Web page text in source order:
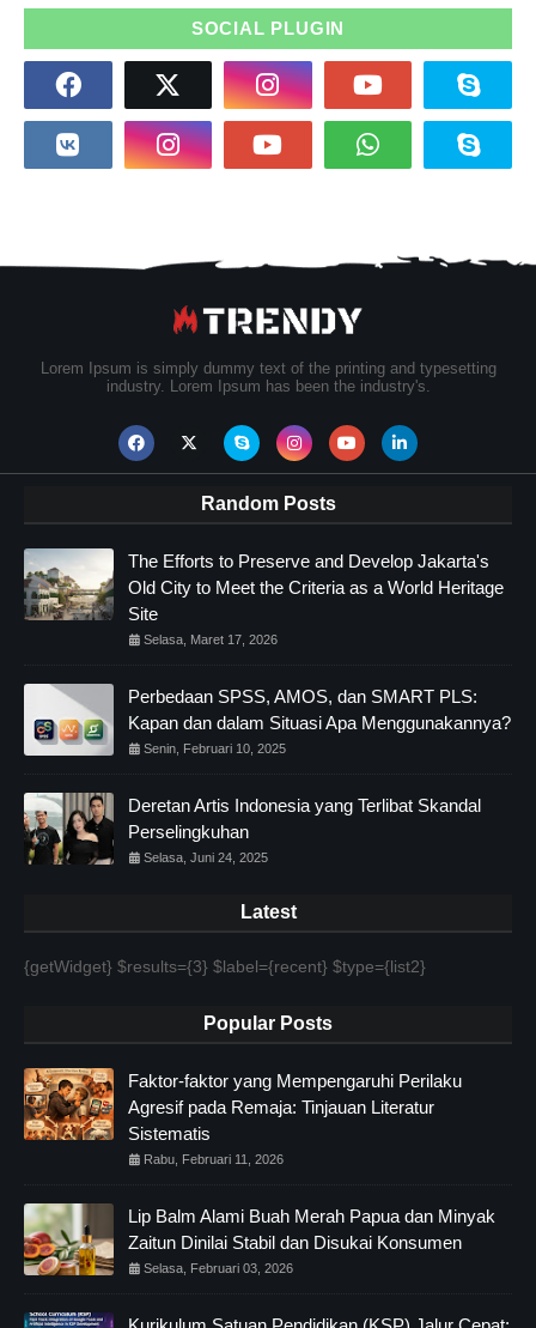
SOCIAL PLUGIN
Lorem Ipsum is simply dummy text of the printing and typesetting
industry. Lorem Ipsum has been the industry's.
Random Posts
The Efforts to Preserve and Develop Jakarta's
Old City to Meet the Criteria as a World Heritage
Site
Selasa, Maret 17, 2026
Perbedaan SPSS, AMOS, dan SMART PLS:
Kapan dan dalam Situasi Apa Menggunakannya?
Senin, Februari 10, 2025
Deretan Artis Indonesia yang Terlibat Skandal
Perselingkuhan
Selasa, Juni 24, 2025
Latest
{getWidget} $results={3} $label={recent} $type={list2}
Popular Posts
Faktor-faktor yang Mempengaruhi Perilaku
Agresif pada Remaja: Tinjauan Literatur
Sistematis
Rabu, Februari 11, 2026
Lip Balm Alami Buah Merah Papua dan Minyak
Zaitun Dinilai Stabil dan Disukai Konsumen
Selasa, Februari 03, 2026